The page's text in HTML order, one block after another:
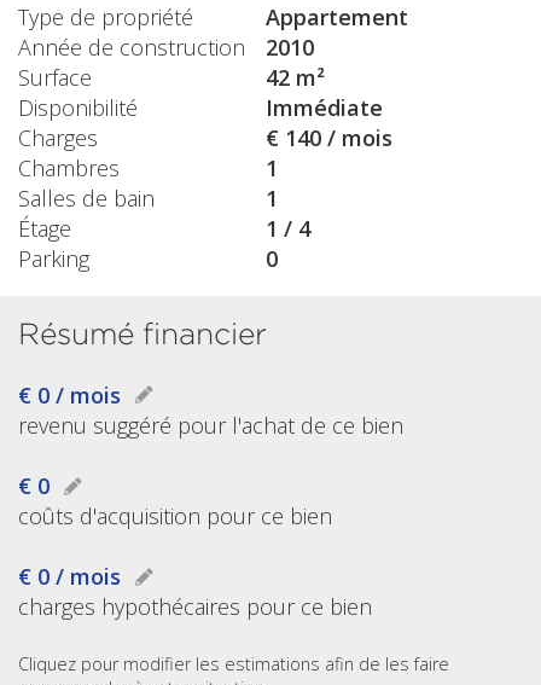
Type de propriété
Appartement
Année de construction
2010
Surface
42 m²
Disponibilité
Immédiate
Charges
€ 140 / mois
Chambres
1
Salles de bain
1
Étage
1 / 4
Parking
0
Résumé financier
€ 0 / mois
revenu suggéré pour l'achat de ce bien
€ 0
coûts d'acquisition pour ce bien
€ 0 / mois
charges hypothécaires pour ce bien
Cliquez pour modifier les estimations afin de les faire